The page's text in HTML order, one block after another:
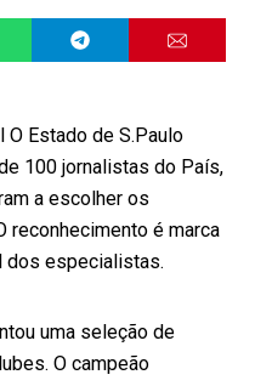
Estado de S.Paulo
100 jornalistas do País,
a escolher os
reconhecimento é marca
dos especialistas.
uma seleção de
O campeão